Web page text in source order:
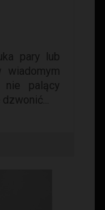
pary lub
palący